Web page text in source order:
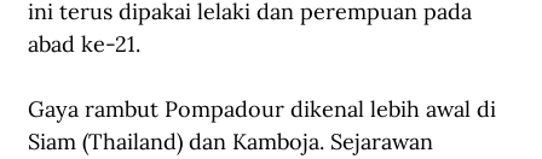
ini terus dipakai lelaki dan perempuan pada
abad ke-21.
Gaya rambut Pompadour dikenal lebih awal di
Siam (Thailand) dan Kamboja. Sejarawan